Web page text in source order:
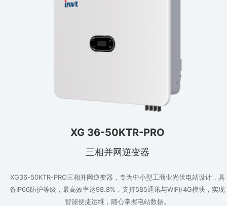
XG 36-50KTR-PRO
三相并网逆变器
XG36-50KTR-PRO三相并网逆变器，专为中小型工商业光伏电站设计，具
备IP66防护等级，最高效率达98.8%，支持585通讯与WIFI/4G模块，实现
智能便捷运维，随心掌握电站数据。